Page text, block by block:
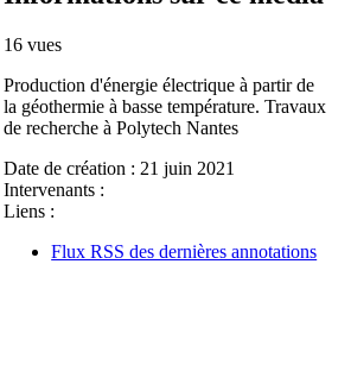
16 vues
Production d'énergie électrique à partir de
la géothermie à basse température. Travaux
de recherche à Polytech Nantes
Date de création : 21 juin 2021
Intervenants :
Liens :
Flux RSS des dernières annotations